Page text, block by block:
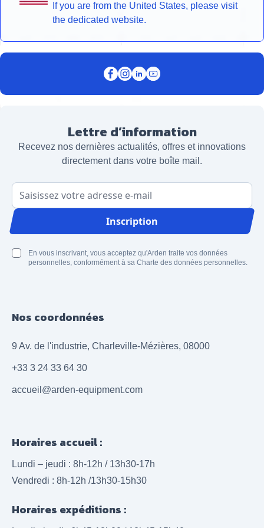
If you are from the United States, please visit
the dedicated website.
Lettre d’information
Recevez nos dernières actualités, offres et innovations
directement dans votre boîte mail.
Adresse email
Inscription
En vous inscrivant, vous acceptez qu'Arden traite vos données
personnelles, conformément à sa Charte des données personnelles.
Nos coordonnées
9 Av. de l'industrie, Charleville-Mézières, 08000
+33 3 24 33 64 30
accueil@arden-equipment.com
Horaires accueil :
Lundi – jeudi : 8h-12h / 13h30-17h
Vendredi : 8h-12h /13h30-15h30
Horaires expéditions :